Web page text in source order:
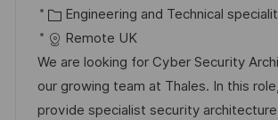
c
a
t
i
o
s
e
d
D
o
b
I
d
C
a
t
e
g
Engineering and Technical
Remote UK
We are looking for Cyber Security
our growing team at Thales. In this role,
provide specialist security architecture